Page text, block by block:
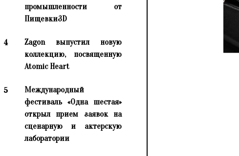
промышленности от
Пищевки3D
4
Zagon выпустил новую
коллекцию, посвященную
Atomic Heart
5
Международный
фестиваль «Одна шестая»
открыл прием заявок на
сценарную и актерскую
лаборатории